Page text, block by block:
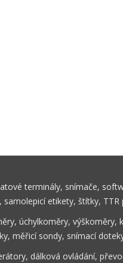
terminály, snímače,
etikety, štítky, TTR
úchylkoměry, výškoměry,
měřicí sondy, snímací
dálková ovládání,